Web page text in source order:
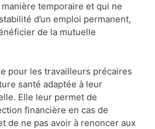
temporaire et qui ne
d’un emploi permanent,
de la mutuelle
pour les travailleurs précaires
santé adaptée à leur
Elle leur permet de
financière en cas de
de ne pas avoir à renoncer aux